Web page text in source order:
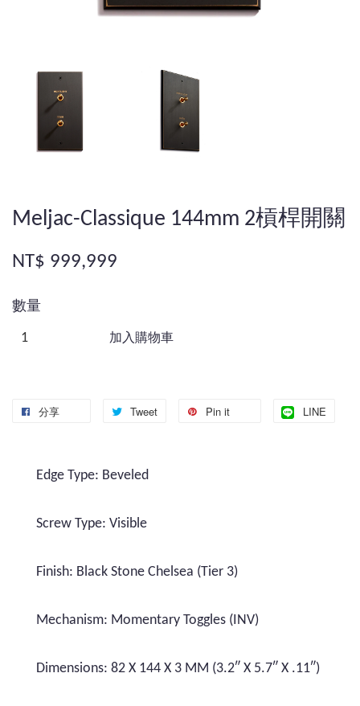
Meljac-Classique 144mm 2槓桿開關
NT$ 999,999
數量
加入購物車
分享 Tweet Pin it LINE
Edge Type: Beveled
Screw Type: Visible
Finish: Black Stone Chelsea (Tier 3)
Mechanism: Momentary Toggles (INV)
Dimensions: 82 X 144 X 3 MM (3.2″ X 5.7″ X .11″)